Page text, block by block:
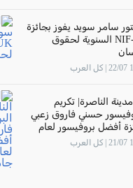
سامر سويد يفوز بجائزة
NIF-UK السنوية لحقوق
الناصرة| تكريم
حسني فاروق زعبي
أفضل بروفيسور لعام
2026 في جامعة "The New